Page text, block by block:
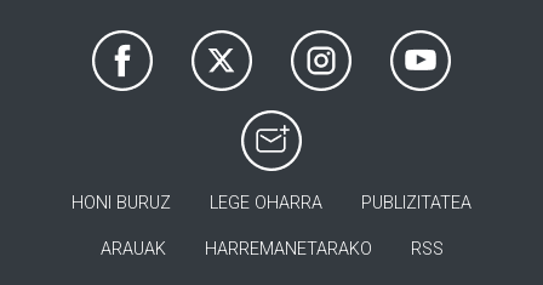
HONI BURUZ LEGE OHARRA PUBLIZITATEA
ARAUAK HARREMANETARAKO RSS